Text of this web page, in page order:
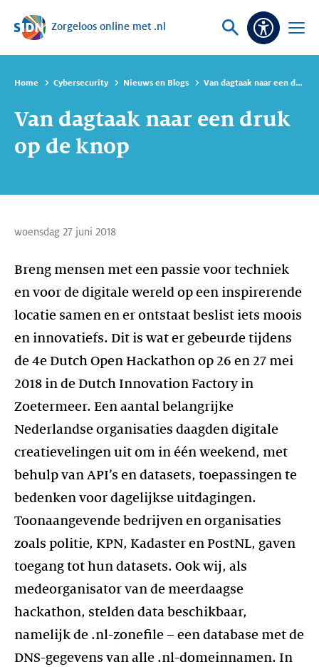
Sla navigatie over
Zorgeloos online met .nl
Vraag
Open
Home Cybersecurity Nieuws en Blogs Van dagtaak naar een druk op de knop
Van dagtaak naar een druk
op de knop
woensdag 27 juni 2018
Breng mensen met een passie voor techniek
en voor de digitale wereld op een inspirerende
locatie samen en er ontstaat beslist iets moois
en innovatiefs. Dit is wat er gebeurde tijdens
de 4e Dutch Open Hackathon op 26 en 27 mei
2018 in de Dutch Innovation Factory in
Zoetermeer. Een aantal belangrijke
Nederlandse organisaties daagden digitale
creatievelingen uit om in één weekend, met
behulp van API’s en datasets, toepassingen te
bedenken voor dagelijkse uitdagingen.
Toonaangevende bedrijven en organisaties
zoals politie, KPN, Kadaster en PostNL, gaven
toegang tot hun datasets. Ook wij, als
medeorganisator van de meerdaagse
hackathon, stelden data beschikbaar,
namelijk de .nl-zonefile – een database met de
DNS-gegevens van alle .nl-domeinnamen. In